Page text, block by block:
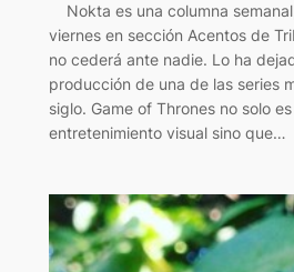
Nokta es una columna
viernes en sección Acentos de
no cederá ante nadie. Lo ha
producción de una de las series
siglo. Game of Thrones no solo
entretenimiento visual sino que…